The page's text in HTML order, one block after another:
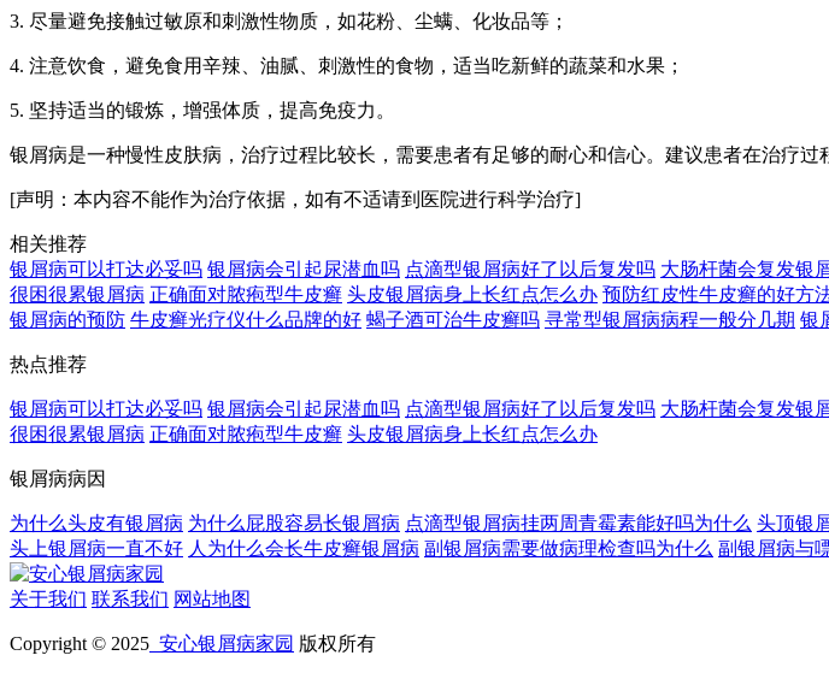
3. 尽量避免接触过敏原和刺激性物质，如花粉、尘螨、化妆品等；
4. 注意饮食，避免食用辛辣、油腻、刺激性的食物，适当吃新鲜的蔬菜和水果；
5. 坚持适当的锻炼，增强体质，提高免疫力。
银屑病是一种慢性皮肤病，治疗过程比较长，需要患者有足够的耐心和信心。建议患者在治疗
[声明：本内容不能作为治疗依据，如有不适请到医院进行科学治疗]
相关推荐
银屑病可以打达必妥吗 银屑病会引起尿潜血吗 点滴型银屑病好了以后复发吗 大肠杆菌会复发银
很困很累银屑病 正确面对脓疱型牛皮癣 头皮银屑病身上长红点怎么办 预防红皮性牛皮癣的好方
银屑病的预防 牛皮癣光疗仪什么品牌的好 蝎子酒可治牛皮癣吗 寻常型银屑病病程一般分几期 银
热点推荐
银屑病可以打达必妥吗 银屑病会引起尿潜血吗 点滴型银屑病好了以后复发吗 大肠杆菌会复发银
很困很累银屑病 正确面对脓疱型牛皮癣 头皮银屑病身上长红点怎么办
银屑病病因
为什么头皮有银屑病 为什么屁股容易长银屑病 点滴型银屑病挂两周青霉素能好吗为什么 头顶银
头上银屑病一直不好 人为什么会长牛皮癣银屑病 副银屑病需要做病理检查吗为什么 副银屑病与
关于我们 联系我们 网站地图
Copyright © 2025 安心银屑病家园 版权所有